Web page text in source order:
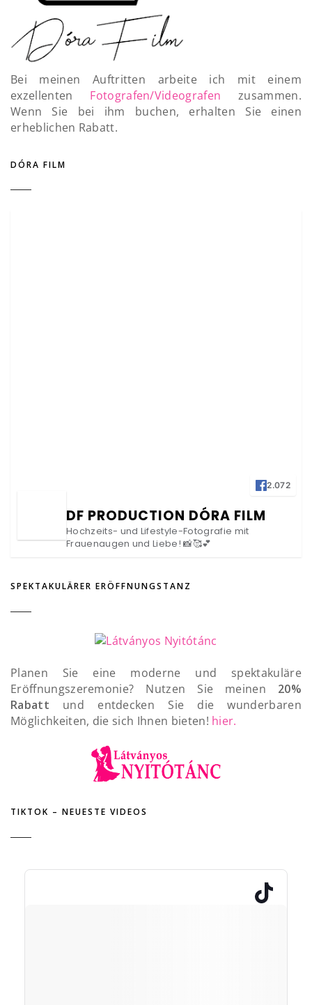
Bei meinen Auftritten arbeite ich mit einem
exzellenten Fotografen/Videografen zusammen.
Wenn Sie bei ihm buchen, erhalten Sie einen
erheblichen Rabatt.
DÓRA FILM
2.072
DF PRODUCTION DÓRA FILM
Hochzeits- und Lifestyle-Fotografie mit
Frauenaugen und Liebe! 📸🥰💕
SPEKTAKULÄRER ERÖFFNUNGSTANZ
Planen Sie eine moderne und spektakuläre
Eröffnungszeremonie? Nutzen Sie meinen 20%
Rabatt und entdecken Sie die wunderbaren
Möglichkeiten, die sich Ihnen bieten! hier.
TIKTOK – NEUESTE VIDEOS